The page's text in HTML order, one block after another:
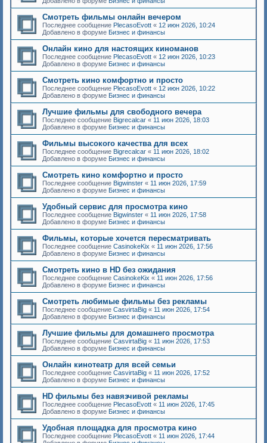
Смотреть фильмы онлайн вечером
Последнее сообщение PlecasoEvott « 12 июн 2026, 10:24
Добавлено в форуме Бизнес и финансы
Онлайн кино для настоящих киноманов
Последнее сообщение PlecasoEvott « 12 июн 2026, 10:23
Добавлено в форуме Бизнес и финансы
Смотреть кино комфортно и просто
Последнее сообщение PlecasoEvott « 12 июн 2026, 10:22
Добавлено в форуме Бизнес и финансы
Лучшие фильмы для свободного вечера
Последнее сообщение Bigrecalcar « 11 июн 2026, 18:03
Добавлено в форуме Бизнес и финансы
Фильмы высокого качества для всех
Последнее сообщение Bigrecalcar « 11 июн 2026, 18:02
Добавлено в форуме Бизнес и финансы
Смотреть кино комфортно и просто
Последнее сообщение Bigwinster « 11 июн 2026, 17:59
Добавлено в форуме Бизнес и финансы
Удобный сервис для просмотра кино
Последнее сообщение Bigwinster « 11 июн 2026, 17:58
Добавлено в форуме Бизнес и финансы
Фильмы, которые хочется пересматривать
Последнее сообщение CasinokeKix « 11 июн 2026, 17:56
Добавлено в форуме Бизнес и финансы
Смотреть кино в HD без ожидания
Последнее сообщение CasinokeKix « 11 июн 2026, 17:56
Добавлено в форуме Бизнес и финансы
Смотреть любимые фильмы без рекламы
Последнее сообщение CasvirtaBig « 11 июн 2026, 17:54
Добавлено в форуме Бизнес и финансы
Лучшие фильмы для домашнего просмотра
Последнее сообщение CasvirtaBig « 11 июн 2026, 17:53
Добавлено в форуме Бизнес и финансы
Онлайн кинотеатр для всей семьи
Последнее сообщение CasvirtaBig « 11 июн 2026, 17:52
Добавлено в форуме Бизнес и финансы
HD фильмы без навязчивой рекламы
Последнее сообщение PlecasoEvott « 11 июн 2026, 17:45
Добавлено в форуме Бизнес и финансы
Удобная площадка для просмотра кино
Последнее сообщение PlecasoEvott « 11 июн 2026, 17:44